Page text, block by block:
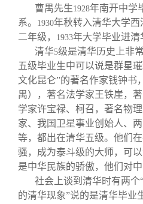
曹禺先生1928年南开中学
系。
1930年秋转入清华大学
二年级，
1933年大学毕业进清
清华5级是清华历史上非
五级毕业生中可以说是群星
文化昆仑”的著名作家钱钟书
禺），著名法学家王铁崖，
学家许宝禄、柯召，著名物
家、我国卫星事业创始人、
等，都出在清华五级。他们
骚，成为泰斗级的大师，可
是中华民族的骄傲，他们对
社会上谈到清华时有两个
的清华现象”说的是清华毕业